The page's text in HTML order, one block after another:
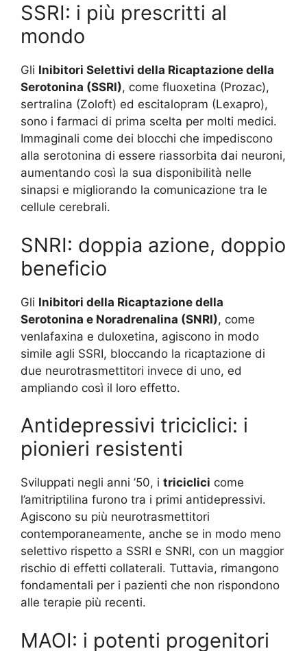
SSRI: i più prescritti al
mondo
Gli Inibitori Selettivi della Ricaptazione della
Serotonina (SSRI), come fluoxetina (Prozac),
sertralina (Zoloft) ed escitalopram (Lexapro),
sono i farmaci di prima scelta per molti medici.
Immaginali come dei blocchi che impediscono
alla serotonina di essere riassorbita dai neuroni,
aumentando così la sua disponibilità nelle
sinapsi e migliorando la comunicazione tra le
cellule cerebrali.
SNRI: doppia azione, doppio
beneficio
Gli Inibitori della Ricaptazione della
Serotonina e Noradrenalina (SNRI), come
venlafaxina e duloxetina, agiscono in modo
simile agli SSRI, bloccando la ricaptazione di
due neurotrasmettitori invece di uno, ed
ampliando così il loro effetto.
Antidepressivi triciclici: i
pionieri resistenti
Sviluppati negli anni ’50, i triciclici come
l’amitriptilina furono tra i primi antidepressivi.
Agiscono su più neurotrasmettitori
contemporaneamente, anche se in modo meno
selettivo rispetto a SSRI e SNRI, con un maggior
rischio di effetti collaterali. Tuttavia, rimangono
fondamentali per i pazienti che non rispondono
alle terapie più recenti.
MAOI: i potenti progenitori